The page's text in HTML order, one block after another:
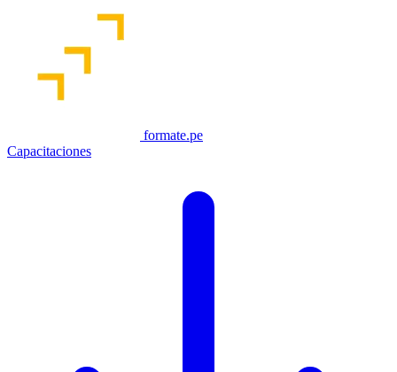
formate.pe
Capacitaciones